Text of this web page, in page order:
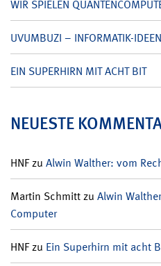
WIR SPIELEN
UVUMBUZI – INFORMATIK-
EIN SUPERHIRN MIT ACHT BIT
NEUESTE
HNFzu Alwin Walther: vom
Martin Schmittzu Alwin
Computer
HNFzu Ein Superhirn mit acht